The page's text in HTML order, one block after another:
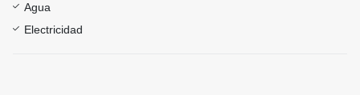
Agua
Electricidad